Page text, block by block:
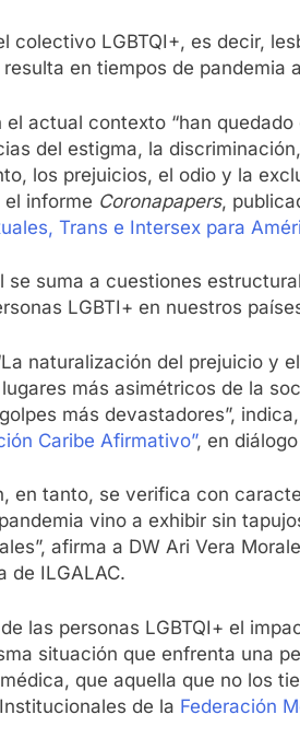
colectivo LGBTQI+, es decir,
en tiempos de pandemia
el actual contexto “han
del estigma, la
los prejuicios, el odio y la
el informe Coronapapers,
Trans e Intersex para
se suma a cuestiones
LGBTI+ en nuestros
naturalización del prejuicio y
más asimétricos de la
más devastadores”,
Caribe Afirmativo”, en
en tanto, se verifica con
vino a exhibir sin
afirma a DW Ari Vera
de ILGALAC.
de las personas LGBTQI+ el
situación que enfrenta una
que aquella que no los
de la Federación